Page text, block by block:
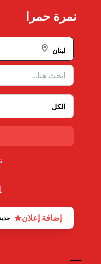
نمرة حمرا
إضافة إعلان★